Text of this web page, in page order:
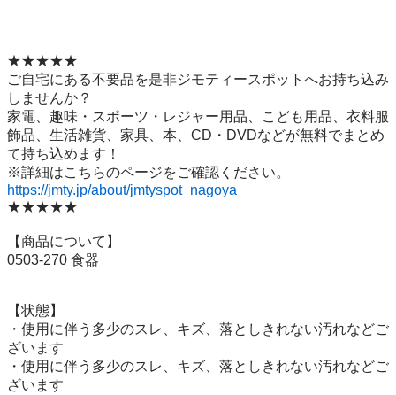
★★★★★
ご自宅にある不要品を是非ジモティースポットへお持ち込み
しませんか？
家電、趣味・スポーツ・レジャー用品、こども用品、衣料服
飾品、生活雑貨、家具、本、CD・DVDなどが無料でまとめ
て持ち込めます！
https://jmty.jp/about/jmtyspot_nagoya
★★★★★
【商品について】
0503-270 食器
【状態】
・使用に伴う多少のスレ、キズ、落としきれない汚れなどご
ざいます
・使用に伴う多少のスレ、キズ、落としきれない汚れなどご
ざいます